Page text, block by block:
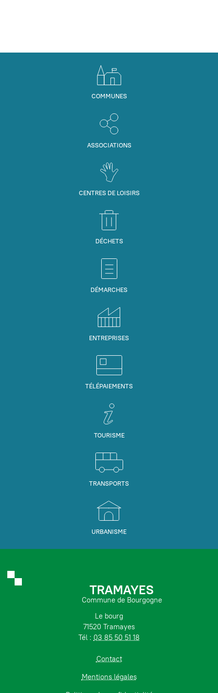
COMMUNES
ASSOCIATIONS
CENTRES DE LOISIRS
DÉCHETS
DÉMARCHES
ENTREPRISES
TÉLÉPAIEMENTS
TOURISME
TRANSPORTS
URBANISME
TRAMAYES
Commune de Bourgogne
Le bourg
71520 Tramayes
Tél : 03 85 50 51 18
Contact
Mentions légales